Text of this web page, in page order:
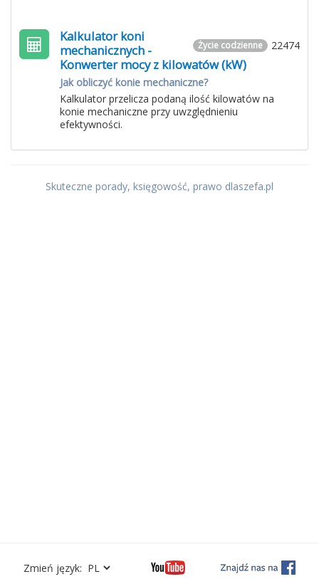
22474
Życie codzienne
Kalkulator koni
mechanicznych -
Konwerter mocy z kilowatów (kW)
Jak obliczyć konie mechaniczne?
Kalkulator przelicza podaną ilość kilowatów na
konie mechaniczne przy uwzględnieniu
efektywności.
Skuteczne porady, księgowość, prawo dlaszefa.pl
Zmień język: